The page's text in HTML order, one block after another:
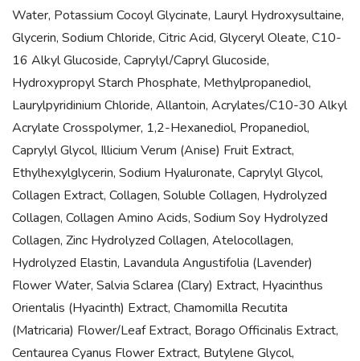
Water, Potassium Cocoyl Glycinate, Lauryl Hydroxysultaine,
Glycerin, Sodium Chloride, Citric Acid, Glyceryl Oleate, C10-
16 Alkyl Glucoside, Caprylyl/Capryl Glucoside,
Hydroxypropyl Starch Phosphate, Methylpropanediol,
Laurylpyridinium Chloride, Allantoin, Acrylates/C10-30 Alkyl
Acrylate Crosspolymer, 1,2-Hexanediol, Propanediol,
Caprylyl Glycol, Illicium Verum (Anise) Fruit Extract,
Ethylhexylglycerin, Sodium Hyaluronate, Caprylyl Glycol,
Collagen Extract, Collagen, Soluble Collagen, Hydrolyzed
Collagen, Collagen Amino Acids, Sodium Soy Hydrolyzed
Collagen, Zinc Hydrolyzed Collagen, Atelocollagen,
Hydrolyzed Elastin, Lavandula Angustifolia (Lavender)
Flower Water, Salvia Sclarea (Clary) Extract, Hyacinthus
Orientalis (Hyacinth) Extract, Chamomilla Recutita
(Matricaria) Flower/Leaf Extract, Borago Officinalis Extract,
Centaurea Cyanus Flower Extract, Butylene Glycol,